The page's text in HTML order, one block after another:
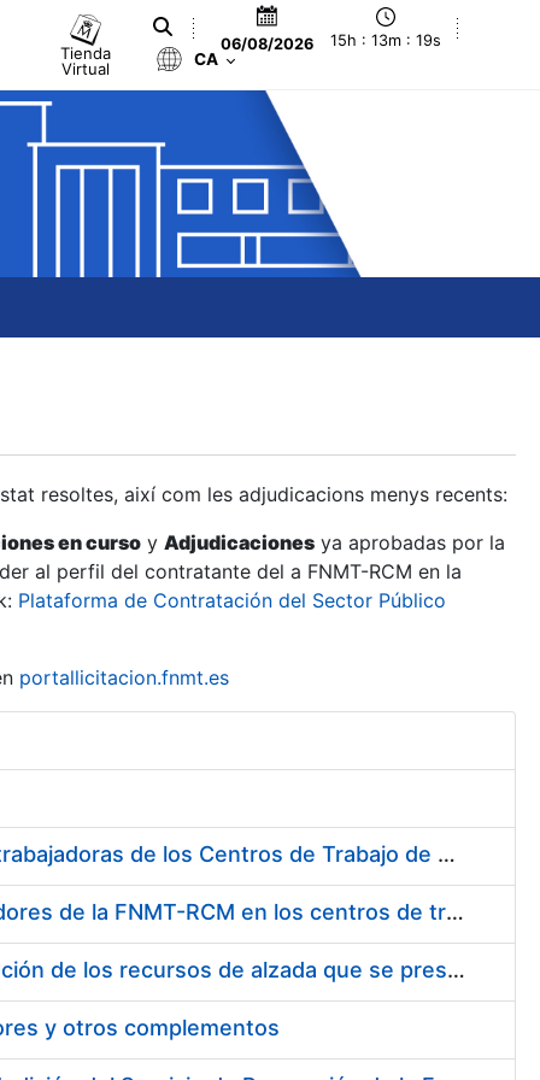
Tienda
Virtual
06/08/2026 15h : 13m : 20s
CA
resoltes, així com les adjudicacions menys recents:
en curso y Adjudicaciones ya aprobadas por la
al perfil del contratante del a FNMT-RCM en la
Plataforma de Contratación del Sector Público
portallicitacion.fnmt.es
Suministro de Protectores Auditivos a medida para las personas trabajadoras de los Centros de Trabajo de Madrid y Burgos
Suministro de gafas graduadas antiproyecciones para los trabajadores de la FNMT-RCM en los centros de trabajo de Madrid y Burgos
Servicios de una empresa externa para el asesoramiento y resolución de los recursos de alzada que se presentan relacionados con procesos de selección para la FNMT-RCM
y otros complementos